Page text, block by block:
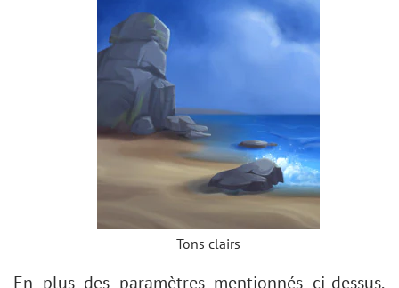
Tons clairs
En plus des paramètres mentionnés ci-dessus,